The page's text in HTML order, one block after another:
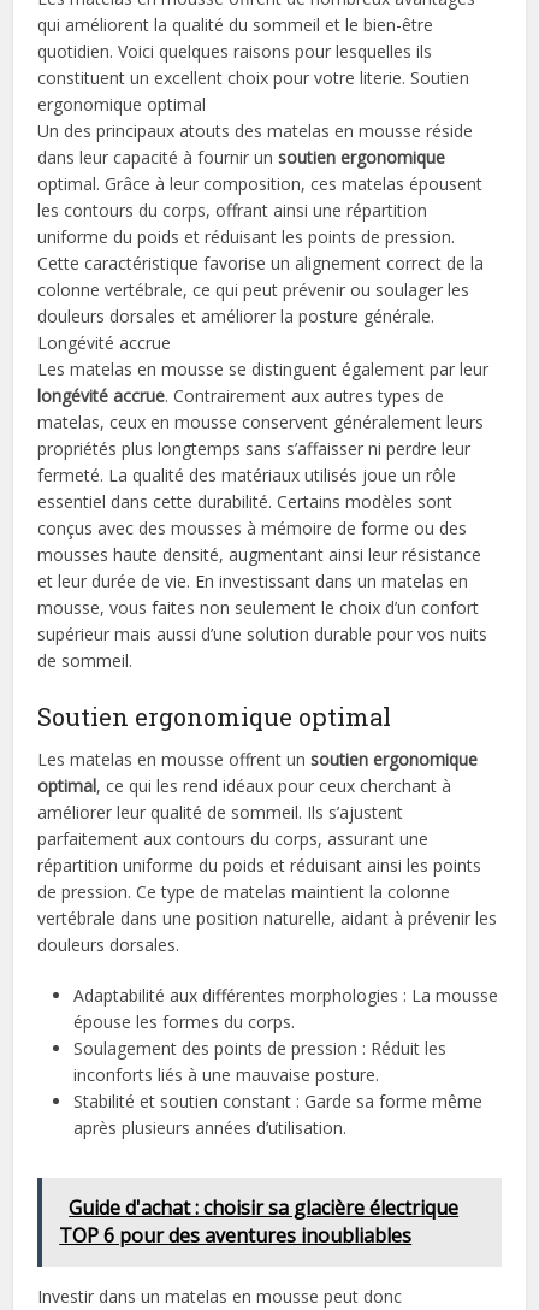
qui améliorent la qualité du sommeil et le bien-être
quotidien. Voici quelques raisons pour lesquelles ils
constituent un excellent choix pour votre literie. Soutien
ergonomique optimal
Un des principaux atouts des matelas en mousse réside
dans leur capacité à fournir unsoutien ergonomique
optimal. Grâce à leur composition, ces matelas épousent
les contours du corps, offrant ainsi une répartition
uniforme du poids et réduisant les points de pression.
Cette caractéristique favorise un alignement correct de la
colonne vertébrale, ce qui peut prévenir ou soulager les
douleurs dorsales et améliorer la posture générale.
Longévité accrue
Les matelas en mousse se distinguent également par leur
longévité accrue. Contrairement aux autres types de
matelas, ceux en mousse conservent généralement leurs
propriétés plus longtemps sans s’affaisser ni perdre leur
fermeté. La qualité des matériaux utilisés joue un rôle
essentiel dans cette durabilité. Certains modèles sont
conçus avec des mousses à mémoire de forme ou des
mousses haute densité, augmentant ainsi leur résistance
et leur durée de vie. En investissant dans un matelas en
mousse, vous faites non seulement le choix d’un confort
supérieur mais aussi d’une solution durable pour vos nuits
de sommeil.
Soutien ergonomique optimal
Les matelas en mousse offrent unsoutien ergonomique
optimal, ce qui les rend idéaux pour ceux cherchant à
améliorer leur qualité de sommeil. Ils s’ajustent
parfaitement aux contours du corps, assurant une
répartition uniforme du poids et réduisant ainsi les points
de pression. Ce type de matelas maintient la colonne
vertébrale dans une position naturelle, aidant à prévenir les
douleurs dorsales.
Adaptabilité aux différentes morphologies : La mousse
épouse les formes du corps.
Soulagement des points de pression : Réduit les
inconforts liés à une mauvaise posture.
Stabilité et soutien constant : Garde sa forme même
après plusieurs années d’utilisation.
Guide d'achat : choisir sa glacière électrique
TOP 6 pour des aventures inoubliables
Investir dans un matelas en mousse peut donc